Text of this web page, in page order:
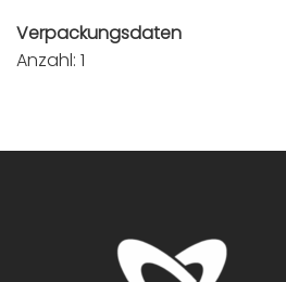
Verpackungsdaten
Anzahl: 1